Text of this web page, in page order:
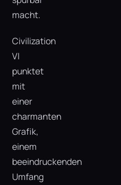
macht.
Civilization
VI
punktet
mit
einer
charmanten
Grafik,
einem
beeindruckenden
Umfang